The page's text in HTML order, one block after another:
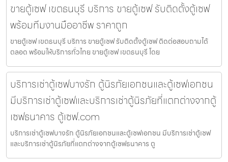
ขายตู้เซฟ เขตธนบุรี บริการ ขายตู้เซฟ รับติดตั้งตู้เซฟ
พร้อมทีมงานมืออาชีพ ราคาถูก
ขายตู้เซฟ เขตธนบุรี บริการ ขายตู้เซฟ รับติดตั้งตู้เซฟ ติดต่อสอบถามได้
ตลอด พร้อมให้บริการทั่วไทย ขายตู้เซฟ เขตธนบุรี โดย
บริการเช่าตู้เซฟบางรัก ตู้นิรภัยเอกชนและตู้เซฟเอกชน
มีบริการเช่าตู้เซฟและบริการเช่าตู้นิรภัยที่แตกต่างจากตู้
เซฟธนาคาร ตู้เซฟ.com
บริการเช่าตู้เซฟบางรัก ตู้นิรภัยเอกชนและตู้เซฟเอกชน มีบริการเช่าตู้เซฟ
และบริการเช่าตู้นิรภัยที่แตกต่างจากตู้เซฟธนาคาร ตู